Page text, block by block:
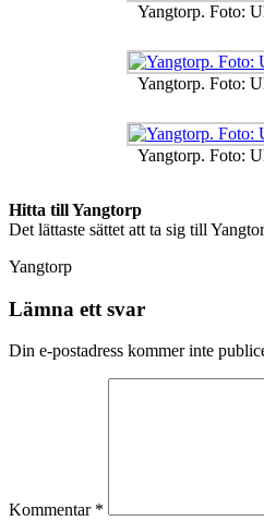
Yangtorp. Foto:
Yangtorp. Foto:
Yangtorp. Foto:
Hitta till Yangtorp
Det lättaste sättet att ta sig till
Yangtorp
Lämna ett svar
Din e-postadress kommer inte
Kommentar *